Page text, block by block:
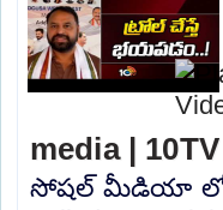
media | 10TV
సోషల్ మీడియా లో